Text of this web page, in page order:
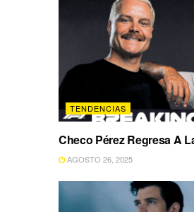
TENDENCIAS
Checo Pérez Regresa A
AGOSTO 26, 2025